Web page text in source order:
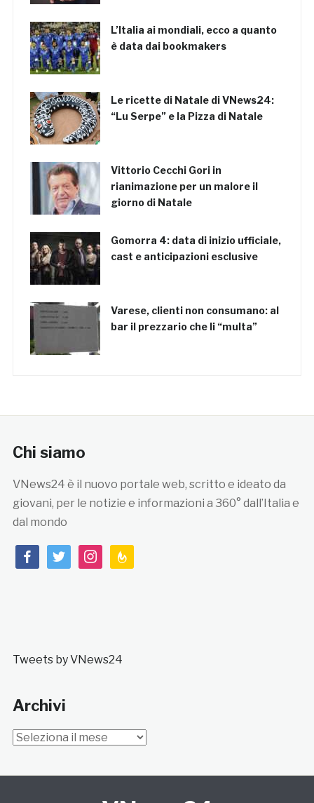
L’Italia ai mondiali, ecco a quanto
è data dai bookmakers
Le ricette di Natale di VNews24:
“Lu Serpe” e la Pizza di Natale
Vittorio Cecchi Gori in
rianimazione per un malore il
giorno di Natale
Gomorra 4: data di inizio ufficiale,
cast e anticipazioni esclusive
Varese, clienti non consumano: al
bar il prezzario che li “multa”
Chi siamo
VNews24 è il nuovo portale web, scritto e ideato da
giovani, per le notizie e informazioni a 360° dall’Italia e
dal mondo
facebooktwitterinstagramfeedburner
Tweets by VNews24
Archivi
Archivi